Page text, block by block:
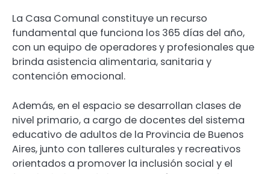
La Casa Comunal constituye un recurso
fundamental que funciona los 365 días del año,
con un equipo de operadores y profesionales que
brinda asistencia alimentaria, sanitaria y
contención emocional.
Además, en el espacio se desarrollan clases de
nivel primario, a cargo de docentes del sistema
educativo de adultos de la Provincia de Buenos
Aires, junto con talleres culturales y recreativos
orientados a promover la inclusión social y el